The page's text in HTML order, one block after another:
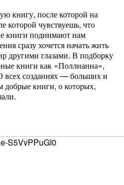
книгу, после которой на
которой чувствуешь, что
книги поднимают нам
сразу хочется начать жить
другими глазами. В подборку
книги как «Поллианна»,
всех созданиях — больших и
книги, о которых,